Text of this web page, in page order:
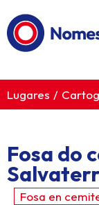
Lugares
Fosa do
Fosa en